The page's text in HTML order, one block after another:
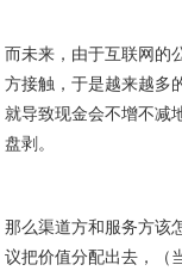
而未来，由于互联网的
方接触，于是越来越多
就导致现金会不增不减
盘剥。
那么渠道方和服务方该
议把价值分配出去，（